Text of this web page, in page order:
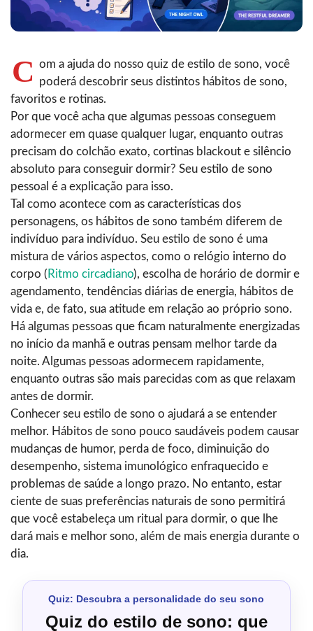
C om a ajuda do nosso quiz de estilo de sono, você
poderá descobrir seus distintos hábitos de sono,
favoritos e rotinas.
Por que você acha que algumas pessoas conseguem
adormecer em quase qualquer lugar, enquanto outras
precisam do colchão exato, cortinas blackout e silêncio
absoluto para conseguir dormir? Seu estilo de sono
pessoal é a explicação para isso.
Tal como acontece com as características dos
personagens, os hábitos de sono também diferem de
indivíduo para indivíduo. Seu estilo de sono é uma
mistura de vários aspectos, como o relógio interno do
corpo ( Ritmo circadiano), escolha de horário de dormir e
agendamento, tendências diárias de energia, hábitos de
vida e, de fato, sua atitude em relação ao próprio sono.
Há algumas pessoas que ficam naturalmente energizadas
no início da manhã e outras pensam melhor tarde da
noite. Algumas pessoas adormecem rapidamente,
enquanto outras são mais parecidas com as que relaxam
antes de dormir.
Conhecer seu estilo de sono o ajudará a se entender
melhor. Hábitos de sono pouco saudáveis podem causar
mudanças de humor, perda de foco, diminuição do
desempenho, sistema imunológico enfraquecido e
problemas de saúde a longo prazo. No entanto, estar
ciente de suas preferências naturais de sono permitirá
que você estabeleça um ritual para dormir, o que lhe
dará mais e melhor sono, além de mais energia durante o
dia.
Quiz: Descubra a personalidade do seu sono
Quiz do estilo de sono: que